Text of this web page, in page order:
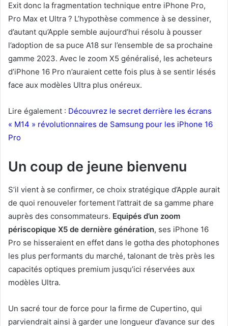
Exit donc la fragmentation technique entre iPhone Pro,
Pro Max et Ultra ? L’hypothèse commence à se dessiner,
d’autant qu’Apple semble aujourd’hui résolu à pousser
l’adoption de sa puce A18 sur l’ensemble de sa prochaine
gamme 2023. Avec le zoom X5 généralisé, les acheteurs
d’iPhone 16 Pro n’auraient cette fois plus à se sentir lésés
face aux modèles Ultra plus onéreux.
Lire également : Découvrez le secret derrière les écrans
« M14 » révolutionnaires de Samsung pour les iPhone 16
Pro
Un coup de jeune bienvenu
S’il vient à se confirmer, ce choix stratégique d’Apple aurait
de quoi renouveler fortement l’attrait de sa gamme phare
auprès des consommateurs. Equipés d’un zoom
périscopique X5 de dernière génération, ses iPhone 16
Pro se hisseraient en effet dans le gotha des photophones
les plus performants du marché, talonant de très près les
capacités optiques premium jusqu’ici réservées aux
modèles Ultra.
Un sacré tour de force pour la firme de Cupertino, qui
parviendrait ainsi à garder une longueur d’avance sur des